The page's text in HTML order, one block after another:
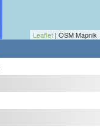
Leaflet | OSM Mapnik